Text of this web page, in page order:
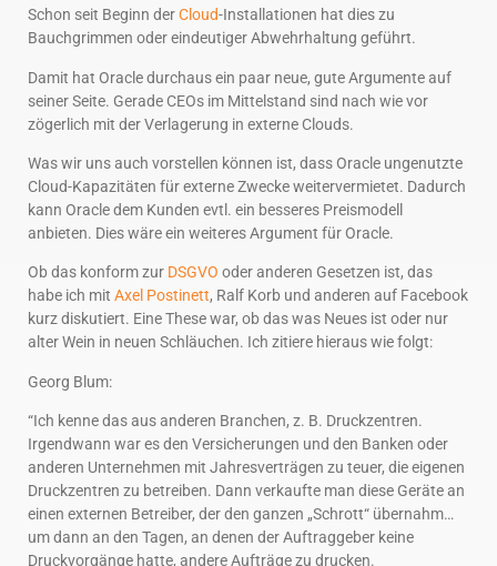
Schon seit Beginn derCloud-Installationen hat dies zu
Bauchgrimmen oder eindeutiger Abwehrhaltung geführt.
Damit hat Oracle durchaus ein paar neue, gute Argumente auf
seiner Seite. Gerade CEOs im Mittelstand sind nach wie vor
zögerlich mit der Verlagerung in externe Clouds.
Was wir uns auch vorstellen können ist, dass Oracle ungenutzte
Cloud-Kapazitäten für externe Zwecke weitervermietet. Dadurch
kann Oracle dem Kunden evtl. ein besseres Preismodell
anbieten. Dies wäre ein weiteres Argument für Oracle.
Ob das konform zur DSGVO oder anderen Gesetzen ist, das
habe ich mit Axel Postinett, Ralf Korb und anderen auf Facebook
kurz diskutiert. Eine These war, ob das was Neues ist oder nur
alter Wein in neuen Schläuchen. Ich zitiere hieraus wie folgt:
Georg Blum:
“Ich kenne das aus anderen Branchen, z. B. Druckzentren.
Irgendwann war es den Versicherungen und den Banken oder
anderen Unternehmen mit Jahresverträgen zu teuer, die eigenen
Druckzentren zu betreiben. Dann verkaufte man diese Geräte an
einen externen Betreiber, der den ganzen „Schrott“ übernahm…
um dann an den Tagen, an denen der Auftraggeber keine
Druckvorgänge hatte, andere Aufträge zu drucken.